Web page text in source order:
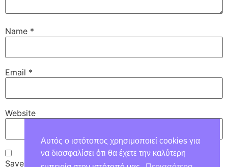
Name *
Email *
Website
Save my name, email, and website in this browser for
Αυτός ο ιστότοπος χρησιμοποιεί cookies για
να διασφαλίσει ότι θα έχετε την καλύτερη